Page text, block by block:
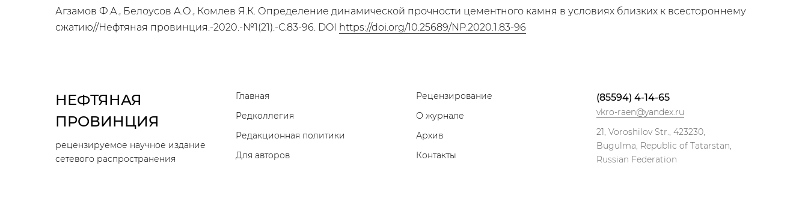
Агзамов Ф.А., Белоусов А.О., Комлев Я.К. Определение динамической прочности цементного камня в условиях близких к всестороннему
сжатию//Нефтяная провинция.-2020.-№1(21).-С.83-96. DOI https://doi.org/10.25689/NP.2020.1.83-96
НЕФТЯНАЯ
ПРОВИНЦИЯ
рецензируемое научное издание
сетевого распространения
Главная
Редколлегия
Редакционная политики
Для авторов
Рецензирование
О журнале
Архив
Контакты
(85594) 4-14-65
vkro-raen@yandex.ru
21, Voroshilov Str., 423230,
Bugulma, Republic of Tatarstan,
Russian Federation